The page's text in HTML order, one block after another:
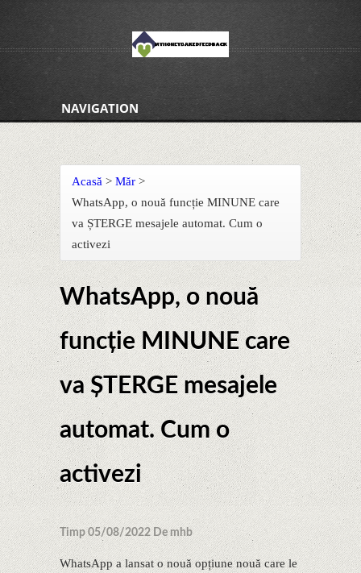
NAVIGATION
Acasă > Măr >
WhatsApp, o nouă funcție MINUNE care
va ȘTERGE mesajele automat. Cum o
activezi
WhatsApp, o nouă
funcție MINUNE care
va ȘTERGE mesajele
automat. Cum o
activezi
Timp 05/08/2022 De mhb
WhatsApp a lansat o nouă opțiune nouă care le